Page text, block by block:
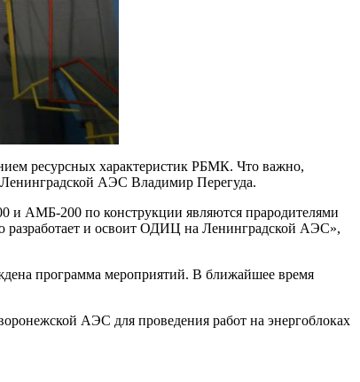
ресурсных характеристик РБМК. Что важно,
Ленинградской АЭС Владимир Перегуда.
и АМБ-200 по конструкции являются прародителями
разработает и освоит ОДИЦ на Ленинградской АЭС»,
программа мероприятий. В ближайшее время
АЭС для проведения работ на энергоблоках